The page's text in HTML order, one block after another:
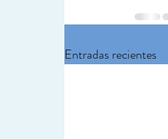
Entradas recientes